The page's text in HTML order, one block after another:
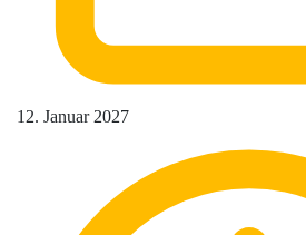
12. Januar 2027